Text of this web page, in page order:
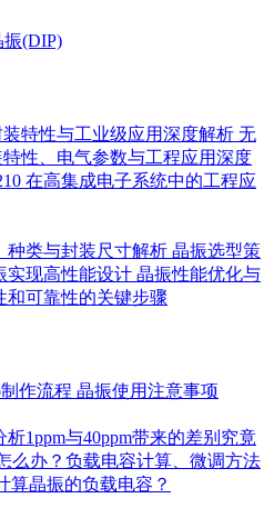
(DIP)
特性与工业级应用深度解析 无
性、电气参数与工程应用深度
在高集成电子系统中的工程应
种类与封装尺寸解析 晶振选型策
实现高性能设计 晶振性能优化与
和可靠性的关键步骤
作流程 晶振使用注意事项
1ppm与40ppm带来的差别究竟
么办？负载电容计算、微调方法
算晶振的负载电容？